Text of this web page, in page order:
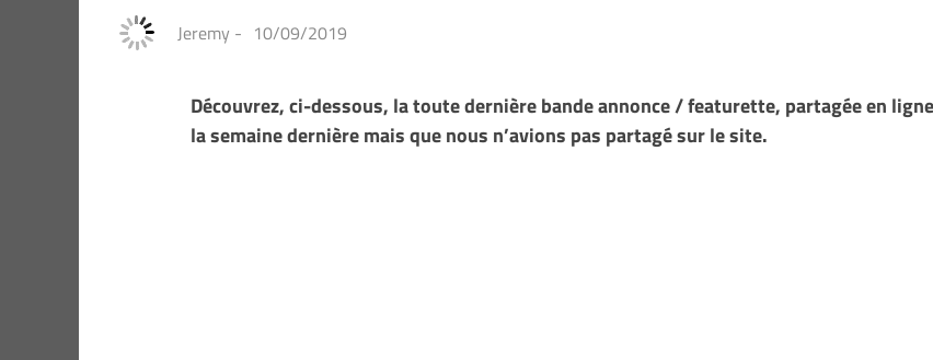
Jeremy - 10/09/2019
Découvrez, ci-dessous, la toute dernière bande annonce / featurette, partagée en ligne
la semaine dernière mais que nous n’avions pas partagé sur le site.